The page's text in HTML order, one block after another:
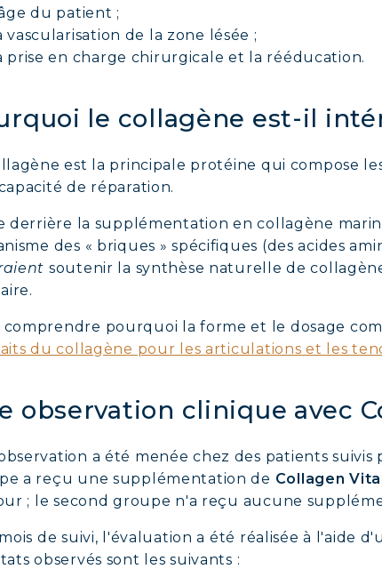
du patient ;
vascularisation de la zone lésée ;
prise en charge chirurgicale et la rééducation.
le collagène est-il
est la principale protéine qui compose
de réparation.
derrière la supplémentation en collagène
des « briques » spécifiques (des acides
soutenir la synthèse naturelle de
comprendre pourquoi la forme et le dosage
du collagène pour les articulations et les
observation clinique avec
a été menée chez des patients
a reçu une supplémentation de Collagen
; le second groupe n'a reçu aucune
de suivi, l'évaluation a été réalisée à l'aide
observés sont les suivants :